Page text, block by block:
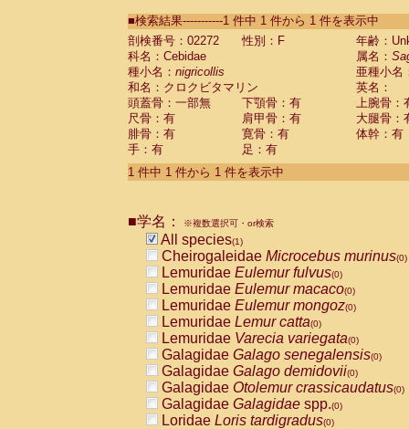
CebidaeSaguinus labiatus(0)
Cebidae Saguinus leucopus (0)
Cebidae
CebidaeSaguinus mystax
CebidaeSaguinus nigricollis (1)
Cebidae Saguinus oedipus
Cebidae Saguinus weddelli
Cebidae Saguinusspp.
Cebidae Aotus trivirgatus
Cebidae Cebus albifrons
CebidaeCebus nigrivittatus
CebidaeCebus
CebidaeSaimiri boliviensis(0)
CebidaeSaimiri sciureus(0)
AtelidaeAlouatta caraya(0)
AtelidaeAlouatta fusca(0)
AtelidaeAlouatta seniculus
AtelidaeAlouattaspp.(0)
AtelidaeAteles belzebuth(0)
AtelidaeAteles geoffroyi(0)
AtelidaeAteles paniscus(0)
AtelidaeAtelesspp.(0)
Atelidae Lagothrix lagothricha
■検索結果-----------1 件中 1 件から 1 件を表示中
剖検番号：02272
性別：F
年齢：
科名：Cebidae
属名：
種小名： nigricollis
亜種小名
和名：クロクビタマリン
英名：
頭蓋骨：一部無
下顎骨：有
上腕骨：
尺骨：有
肩甲骨：有
大腿骨：
腓骨：有
寛骨：有
体幹：有
手：有
足：有
1 件中 1 件から 1 件を表示中
■学名： ※複数選択可・or検索
All species(1)
Cheirogaleidae Microcebus murinus(0)
Lemuridae Eulemur fulvus(0)
Lemuridae Eulemur macaco(0)
Lemuridae Eulemur mongoz(0)
Lemuridae Lemur catta(0)
Lemuridae Varecia variegata(0)
Galagidae Galago senegalensis(0)
Galagidae Galago demidovii(0)
Galagidae Otolemur crassicaudatus(0)
Galagidae Galagidae spp.(0)
Loridae Loris tardigradus(0)